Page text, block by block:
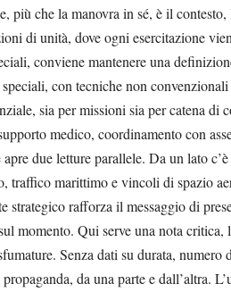
più che la manovra in sé, è il
di unità, dove ogni esercitazione
conviene mantenere una
con tecniche non
sia per missioni sia per catena di
medico, coordinamento con
due letture parallele. Da un lato
marittimo e vincoli di spazio
rafforza il messaggio di
momento. Qui serve una nota critica,
Senza dati su durata, numero
da una parte e dall’altra.